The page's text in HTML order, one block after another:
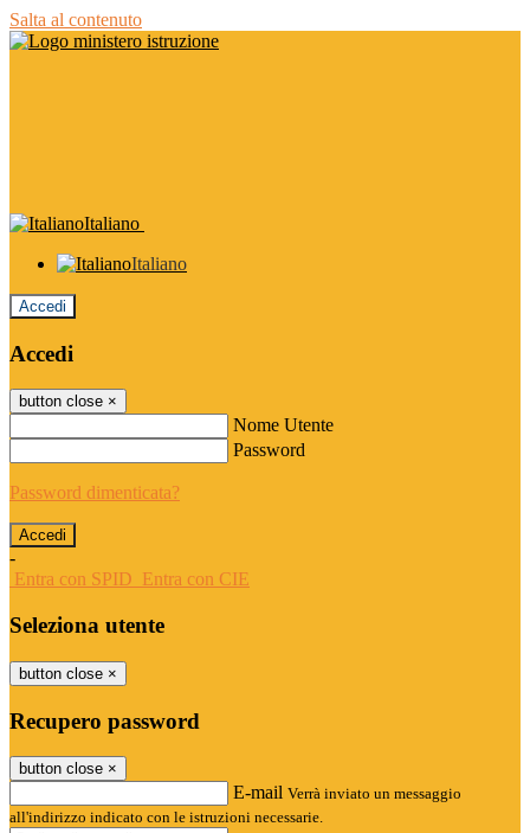
Salta al contenuto
Italiano
Italiano
Accedi
Accedi
button close ×
Nome Utente
Password
Password dimenticata?
-
Entra con SPID Entra con CIE
Seleziona utente
button close ×
Recupero password
button close ×
E-mail Verrà inviato un messaggio
all'indirizzo indicato con le istruzioni necessarie.